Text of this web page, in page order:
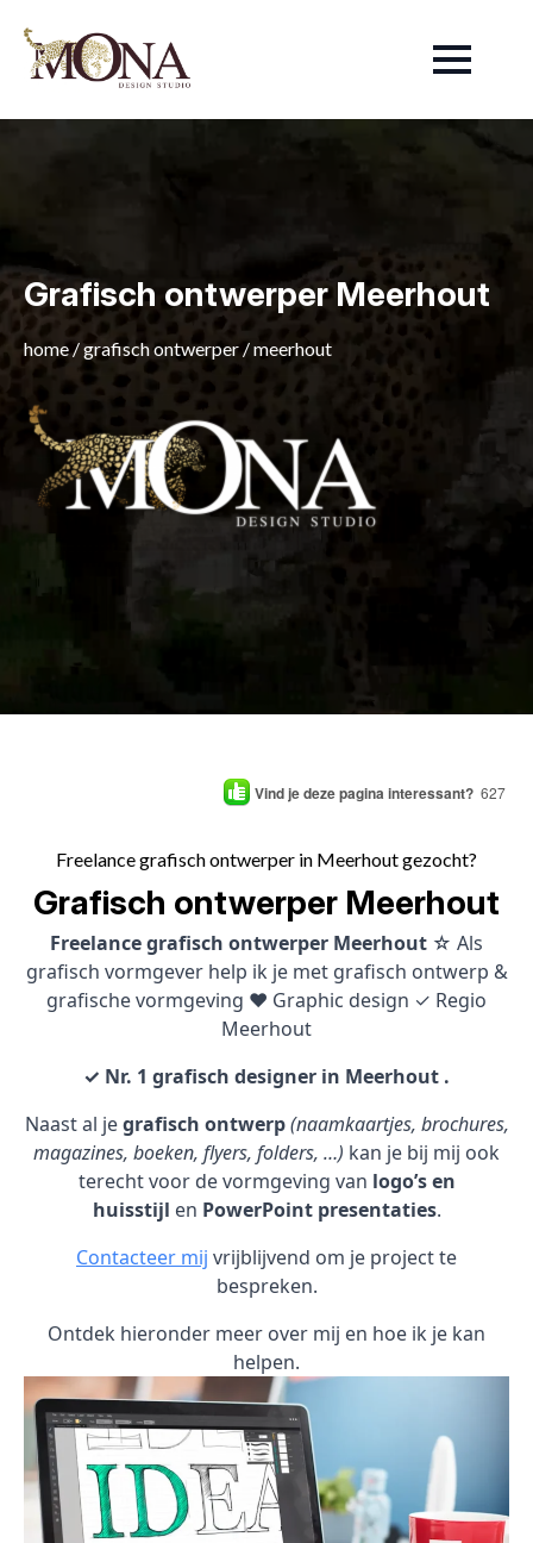
Grafisch ontwerper Meerhout
home /grafisch ontwerper /meerhout
Vind je deze pagina interessant? 627
Freelance grafisch ontwerper in Meerhout gezocht?
Grafisch ontwerper Meerhout
Freelance grafisch ontwerper Meerhout ☆ Als
grafisch vormgever help ik je met grafisch ontwerp &
grafische vormgeving ♥ Graphic design ✓ Regio
Meerhout
✓ Nr. 1 grafisch designer in Meerhout .
Naast al jegrafisch ontwerp (naamkaartjes, brochures,
magazines, boeken, flyers, folders, …) kan je bij mij ook
terecht voor de vormgeving van logo’s en
huisstijl en PowerPoint presentaties.
Contacteer mij vrijblijvend om je project te
bespreken.
Ontdek hieronder meer over mij en hoe ik je kan
helpen.